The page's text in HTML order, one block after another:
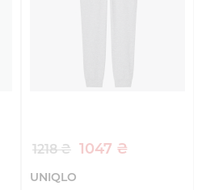
1218 ₴ 1047 ₴
UNIQLO